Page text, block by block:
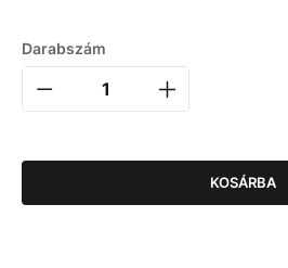
Darabszám
KOSÁRBA